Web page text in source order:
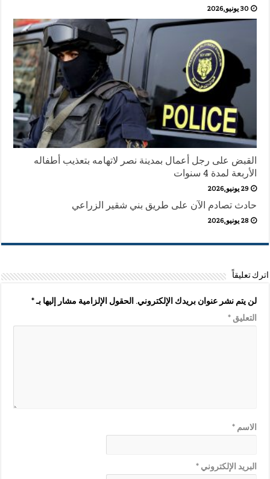
30 يونيو,2026
القبض على رجل أعمال بمدينة نصر لاتهامه بتعذيب أطفاله
الأربعة لمدة 4 سنوات
29 يونيو,2026
حادث تصادم الآن على طريق بني شقير الزراعي
28 يونيو,2026
اترك تعليقاً
لن يتم نشر عنوان بريدك الإلكتروني. الحقول الإلزامية مشار إليها بـ*
التعليق*
الاسم*
البريد الإلكتروني*